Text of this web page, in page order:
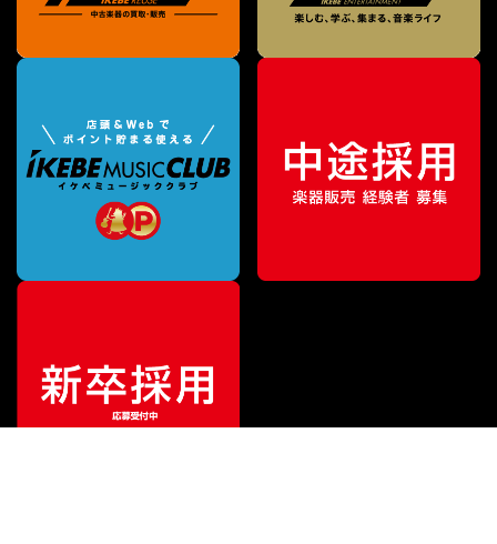
販売価格¥61,380（税込）